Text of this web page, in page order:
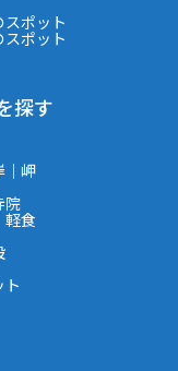
ポット
スポット
探す
｜岬
院
軽食
ト